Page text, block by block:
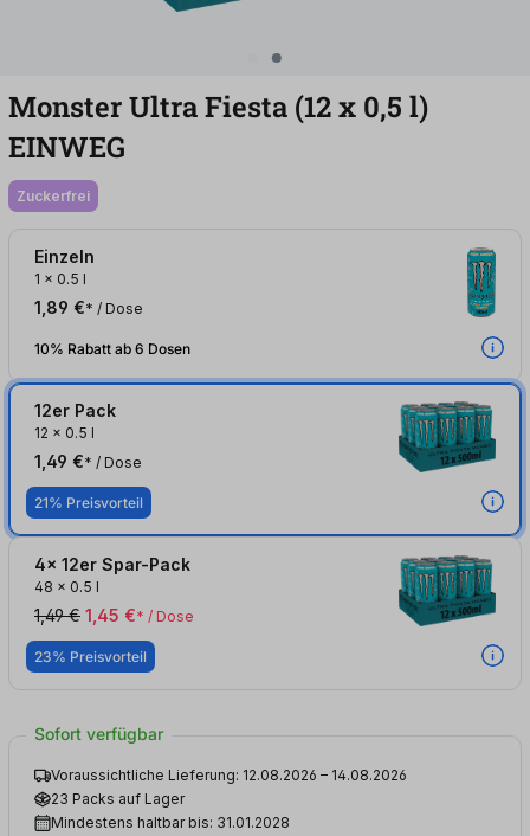
Monster Ultra Fiesta (12x 0,5 l)
EINWEG
zuckerfrei
Einzeln
1 x 0.5 l
1,89 €* / Dose
10% Rabatt ab 6 Dosen
12er Pack
12 x 0.5 l
1,49 €* / Dose
21% Preisvorteil
4x 12er Spar-Pack
48 x 0.5 l
1,49 € 1,45 €* / Dose
23% Preisvorteil
Sofort verfügbar
Voraussichtliche Lieferung: 12.08.2026 – 14.08.2026
23 Packs auf Lager
Mindestens haltbar bis: 31.01.2028